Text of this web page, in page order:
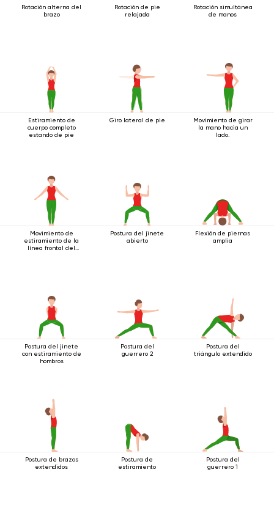
Rotación alterna del
brazo
Rotación de pie
relajada
Rotación simultánea
de manos
Estiramiento de
cuerpo completo
estando de pie
Giro lateral de pie
Movimiento de girar
la mano hacia un
lado.
Movimiento de
estiramiento de la
línea frontal del
Postura del jinete
abierto
Flexión de piernas
amplia
Postura del jinete
con estiramiento de
hombros
Postura del
guerrero 2
Postura del
triángulo extendido
Postura de brazos
extendidos
Postura de
estiramiento
Postura del
guerrero 1